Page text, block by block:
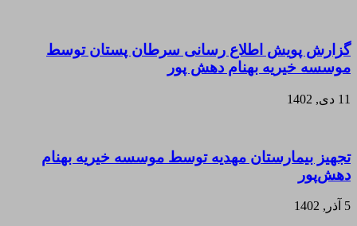
گزارش پویش اطلاع رسانی سرطان پستان توسط
موسسه خیریه بهنام دهش پور
11 دی, 1402
تجهیز بیمارستان مهدیه توسط موسسه خیریه بهنام
دهش‌پور
5 آذر, 1402